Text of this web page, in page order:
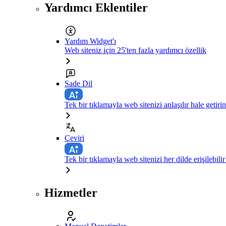
Yardımcı Eklentiler
Yardım Widget'ı
Web siteniz için 25'ten fazla yardımcı özellik
Sade Dil
Tek bir tıklamayla web sitenizi anlaşılır hale getirin
Çeviri
Tek bir tıklamayla web sitenizi her dilde
Hizmetler